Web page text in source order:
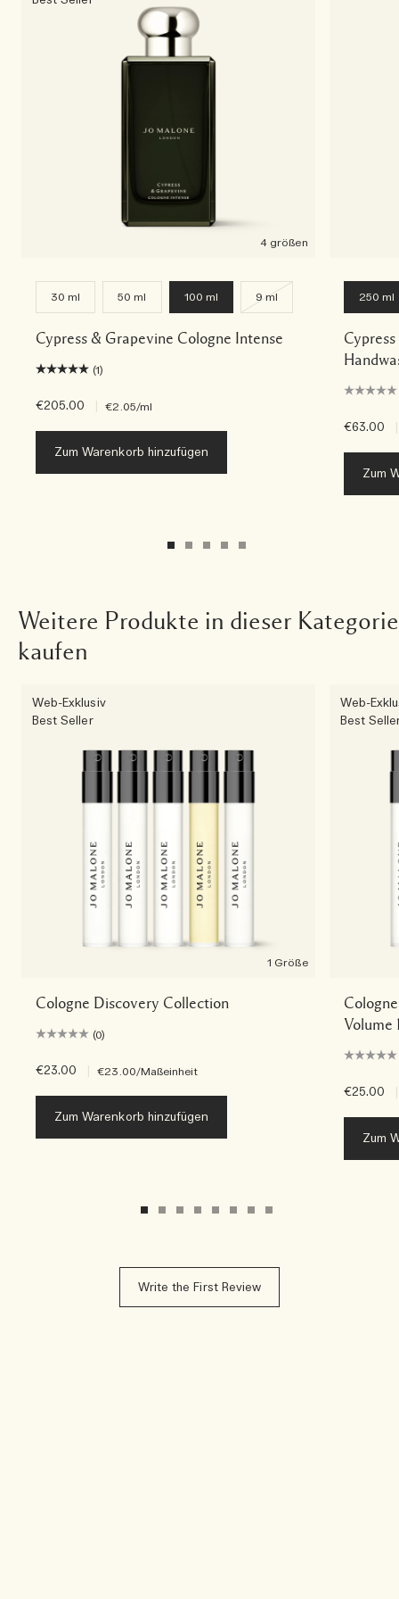
4 größen
30 ml 50 ml 100 ml 9 ml
Cypress & Grapevine Cologne Intense
(1)
€205.00 €2.05/ml
Zum Warenkorb hinzufügen
250 ml
€63.00
Zum
Weitere Produkte in dieser Kategorie
kaufen
Web-Exklusiv
Best Seller
1 Größe
Cologne Discovery Collection
(0)
€23.00 €23.00/Maßeinheit
Zum Warenkorb hinzufügen
Web-
Best
Volume
€25.00
Zum
Write the First Review